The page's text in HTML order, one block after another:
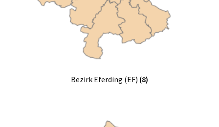
Bezirk Eferding (EF) (8)